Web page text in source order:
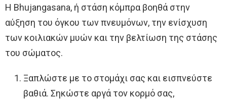
Η Bhujangasana, ή στάση κόμπρα βοηθά στην
αύξηση του όγκου των πνευμόνων, την ενίσχυση
των κοιλιακών μυών και την βελτίωση της στάσης
του σώματος.
Ξαπλώστε με το στομάχι σας και εισπνεύστε
βαθιά. Σηκώστε αργά τον κορμό σας,